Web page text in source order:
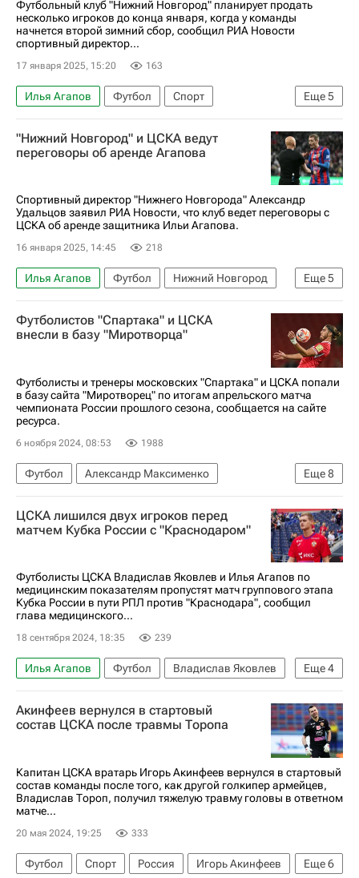
Футбольный клуб "Нижний Новгород" планирует продать
несколько игроков до конца января, когда у команды
начнется второй зимний сбор, сообщил РИА Новости
спортивный директор...
17 января 2025, 15:20 163
Еще5
Илья Агапов Футбол
Спорт
Александр Удальцов
Вячеслав Грулев
Нижний Новгород
Кубок России по футболу
РПЛ 2026-2027 (Чемпионат России по футболу)
"Нижний Новгород" и ЦСКА ведут
переговоры об аренде Агапова
Спортивный директор "Нижнего Новгорода" Александр
Удальцов заявил РИА Новости, что клуб ведет переговоры с
ЦСКА об аренде защитника Ильи Агапова.
16 января 2025, 14:45 218
Еще5
Илья Агапов Футбол
Нижний Новгород
ПФК ЦСКА
РПЛ 2026-2027 (Чемпионат России по футболу)
Трансферы в РПЛ
Футболистов "Спартака" и ЦСКА
внесли в базу "Миротворца"
Футболисты и тренеры московских "Спартака" и ЦСКА попали
в базу сайта "Миротворец" по итогам апрельского матча
чемпионата России прошлого сезона, сообщается на сайте
ресурса.
6 ноября 2024, 08:53 1988
Еще8
Футбол
Александр Максименко
Даниил Хлусевич
Даниил Денисов
Спартак Москва
ПФК ЦСКА
Зенит
Донецкая Народная Республика
РПЛ 2026-2027 (Чемпионат России по футболу)
ЦСКА лишился двух игроков перед
матчем Кубка России с "Краснодаром"
Футболисты ЦСКА Владислав Яковлев и Илья Агапов по
медицинским показателям пропустят матч группового этапа
Кубка России в пути РПЛ против "Краснодара", сообщил
глава медицинского...
18 сентября 2024, 18:35 239
Еще4
Илья Агапов Футбол
Владислав Яковлев
Эдуард Безуглов
Краснодар
ПФК ЦСКА
Кубок России по футболу
Акинфеев вернулся в стартовый
состав ЦСКА после травмы Торопа
Капитан ЦСКА вратарь Игорь Акинфеев вернулся в стартовый
состав команды после того, как другой голкипер армейцев,
Владислав Тороп, получил тяжелую травму головы в ответном
матче...
20 мая 2024, 19:25 333
Еще6
Футбол Спорт Россия
Игорь Акинфеев